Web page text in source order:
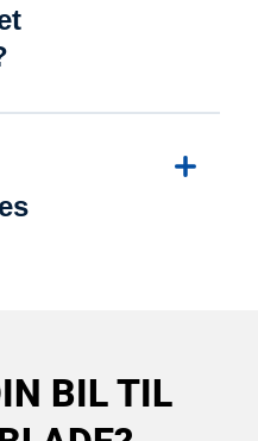
BIL TIL